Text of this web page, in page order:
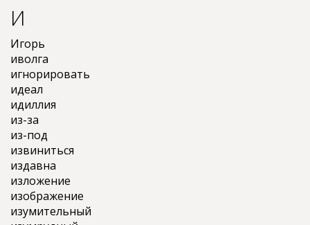
И
Игорь
иволга
игнорировать
идеал
идиллия
из-за
из-под
извиниться
издавна
изложение
изображение
изумительный